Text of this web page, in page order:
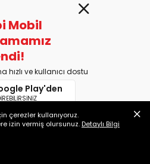
oyuncaklar ve aşılar da
mi?
bakılabilir. Ancak, enerjik
egzersiz ihtiyaçları
meraklı ve keşfetmeyi seven
güvenli bir alanla
Alman Kurdu Köpek Irkı Özellikleri, Bakımı ve Beslenmesi
Mobil
hızlı ve kullanıcı dostu
Play'den
Store'dan
çerezler kullanıyoruz.
izin vermiş olursunuz.Detaylı Bilgi